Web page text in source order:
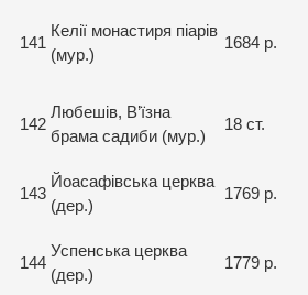
141
Келії монастиря піарів
(мур.)
1684 р.
142
Любешів, В’їзна
брама садиби (мур.)
18 ст.
143
Йоасафівська церква
(дер.)
1769 р.
144
Успенська церква
(дер.)
1779 р.